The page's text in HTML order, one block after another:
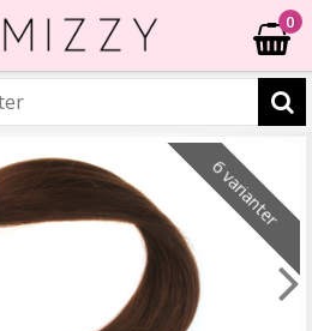
0
6 varianter
6 varianter
6 varianter
6 varianter
6 varianter